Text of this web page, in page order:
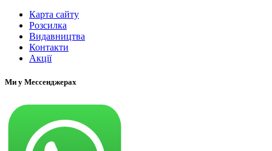
Карта сайту
Розсилка
Видавництва
Контакти
Акції
Ми у Мессенджерах